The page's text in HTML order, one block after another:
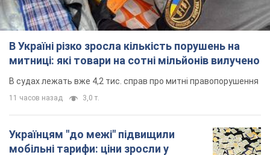
В Україні різко зросла кількість порушень на
митниці: які товари на сотні мільйонів вилучено
В судах лежать вже 4,2 тис. справ про митні правопорушення
11 часов назад 3,0 т.
Українцям "до межі" підвищили
мобільні тарифи: ціни зросли у